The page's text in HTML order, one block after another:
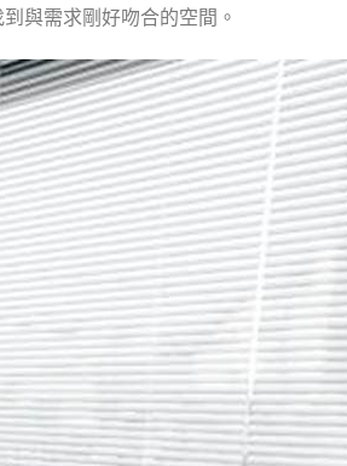
與需求剛好吻合的空間。